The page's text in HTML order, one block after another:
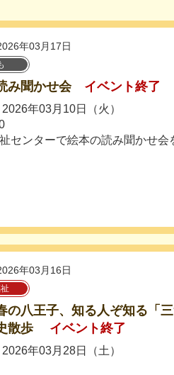
年03月17日
み聞かせ会 イベント終了
年03月10日（火）
センターで絵本の読み聞かせ会
年03月16日
の八王子、知る人ぞ知る「
散歩
イベント終了
年03月28日（土）